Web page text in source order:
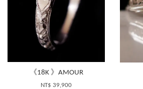
《18K 》AMOUR
NT$ 39,900